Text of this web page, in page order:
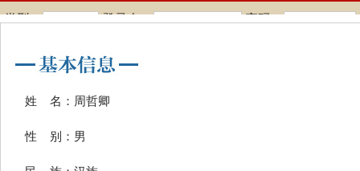
姓 名：周哲卿
性 别：男